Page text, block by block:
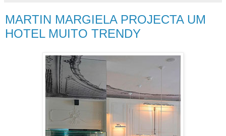
MARTIN MARGIELA PROJECTA UM
HOTEL MUITO TRENDY